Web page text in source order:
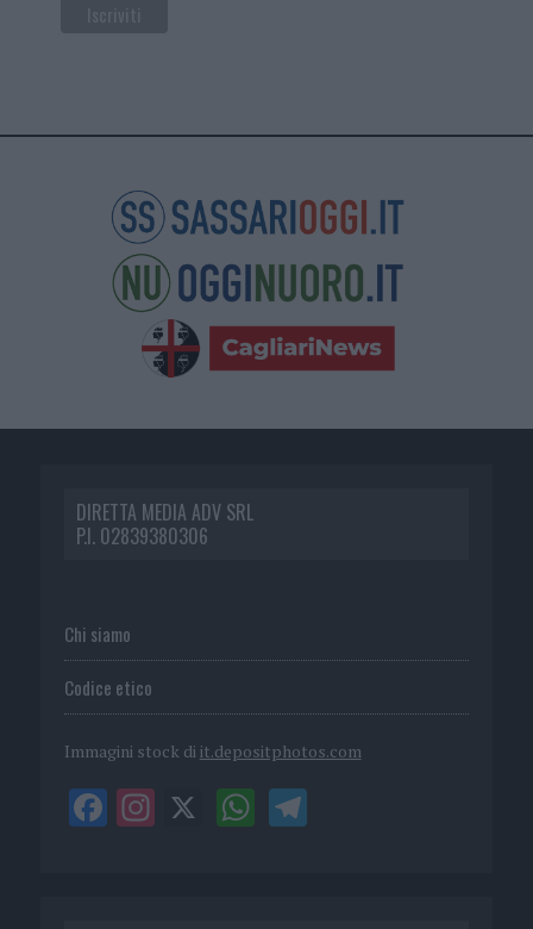
DIRETTA MEDIA ADV SRL
P.I. 02839380306
Chi siamo
Codice etico
Immagini stock di it.depositphotos.com